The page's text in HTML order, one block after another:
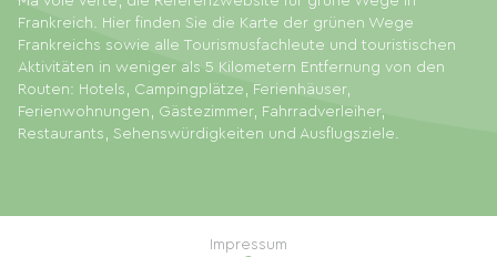
Frankreich. Hier finden Sie die Karte der grünen Wege
Frankreichs sowie alle Tourismusfachleute und touristischen
Aktivitäten in weniger als 5 Kilometern Entfernung von den
Routen: Hotels, Campingplätze, Ferienhäuser,
Ferienwohnungen, Gästezimmer, Fahrradverleiher,
Restaurants, Sehenswürdigkeiten und Ausflugsziele.
Impressum